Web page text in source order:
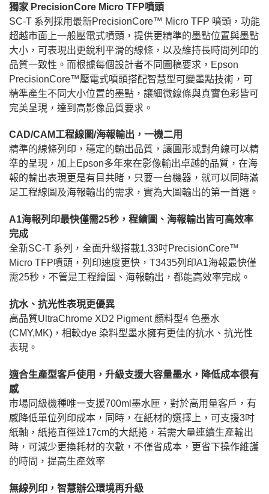
獨家 PrecisionCore Micro TFP噴頭
SC-T 系列採用最新PrecisionCore™ Micro TFP 噴頭，功能
超越市面上一般壓電式噴頭，提供更精準的墨點位置與墨點
大小，可表現出更銳利平滑的線條，以及維持長時間列印的
品質一致性。而根據每個設計者不同圖稿要求，Epson
PrecisionCore™壓電式噴頭搭配智慧型可變墨點技術，可
精準產生不同大小位置的墨點，讓細微線條與真實色彩皆可
完美呈現，達到高影像品質要求。
CAD/CAM工程線圖/海報輸出，一機二用
精準的線條列印，穩定的輸出品質，讓圓形或對角線可以精
準的呈現，加上Epson多年來在影像輸出卓越的品質，在海
報的輸出表現更是有目共睹，只要一台機器，就可以同時滿
足工程線圖及海報輸出的需求，實為大圖輸出的第一首選。
A1海報列印最快僅需25秒，程繪圖、海報輸出皆可高效率
完成
全新SC-T 系列，全面升級搭載1.33吋PrecisionCore™
Micro TFP噴頭，列印速度更快，T3435列印A1海報最快僅
需25秒，不管是工程繪圖、海報輸出，都能高效率完成。
抗水、抗光性表現更優異
高品質UltraChrome XD2 Pigment 顏料型4 色墨水
(CMY,MK)，相較dye 染料型墨水擁有更佳的抗水、抗光性
表現。
適合生產型客戶使用，升級支援大容量墨水，降低成本很有
感
市場同級機種唯一支援700ml墨水匣，對於高用量客戶，有
感降低單位列印成本，同時，在紙材的選擇上，可支援3吋
紙軸，紙捲直徑達17cm的大紙捲，若需大量連續生產輸出
時，可減少更換耗材的次數，不僅省成本，更省下操作維護
的時間，提高生產效率
無線列印，智慧辦公環境再升級